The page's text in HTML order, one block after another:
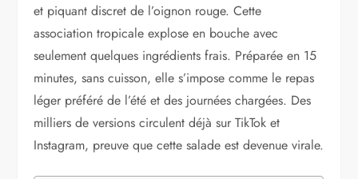
et piquant discret de l’oignon rouge. Cette
association tropicale explose en bouche avec
seulement quelques ingrédients frais. Préparée en 15
minutes, sans cuisson, elle s’impose comme le repas
léger préféré de l’été et des journées chargées. Des
milliers de versions circulent déjà sur TikTok et
Instagram, preuve que cette salade est devenue virale.